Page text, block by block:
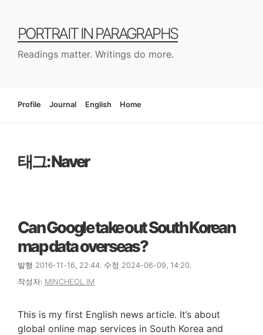
PORTRAIT IN PARAGRAPHS
Readings matter. Writings do more.
Profile Journal English Home
태그: Naver
Can Google take out South Korean
map data overseas?
발행 2016-11-16, 22:44. 수정 2024-06-09, 14:20.
작성자: MINCHEOL IM
This is my first English news article. It’s about
global online map services in South Korea and